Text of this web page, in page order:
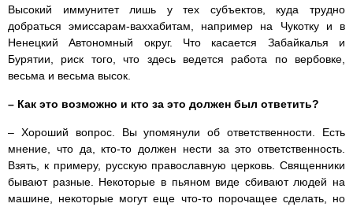
Высокий иммунитет лишь у тех субъектов, куда трудно
добраться эмиссарам-ваххабитам, например на Чукотку и в
Ненецкий Автономный округ. Что касается Забайкалья и
Бурятии, риск того, что здесь ведется работа по вербовке,
весьма и весьма высок.
– Как это возможно и кто за это должен был ответить?
– Хороший вопрос. Вы упомянули об ответственности. Есть
мнение, что да, кто-то должен нести за это ответственность.
Взять, к примеру, русскую православную церковь. Священники
бывают разные. Некоторые в пьяном виде сбивают людей на
машине, некоторые могут еще что-то порочащее сделать, но